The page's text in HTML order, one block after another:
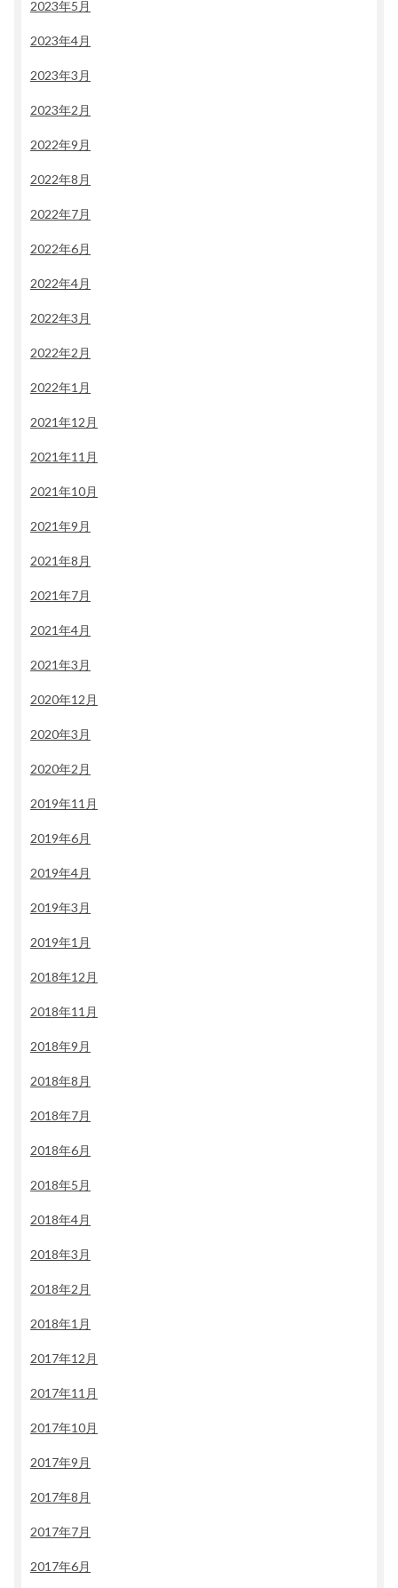
2023年5月
2023年4月
2023年3月
2023年2月
2022年9月
2022年8月
2022年7月
2022年6月
2022年4月
2022年3月
2022年2月
2022年1月
2021年12月
2021年11月
2021年10月
2021年9月
2021年8月
2021年7月
2021年4月
2021年3月
2020年12月
2020年3月
2020年2月
2019年11月
2019年6月
2019年4月
2019年3月
2019年1月
2018年12月
2018年11月
2018年9月
2018年8月
2018年7月
2018年6月
2018年5月
2018年4月
2018年3月
2018年2月
2018年1月
2017年12月
2017年11月
2017年10月
2017年9月
2017年8月
2017年7月
2017年6月